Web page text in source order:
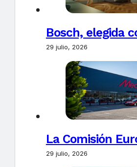
Bosch, elegida
29 julio, 2026
La Comisión
29 julio, 2026